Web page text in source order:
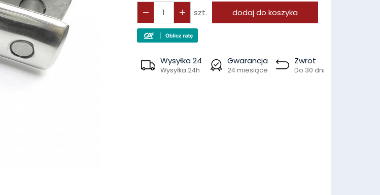
szt. dodaj do koszyka
Wysyłka 24
Wysyłka 24h
Gwarancja
24 miesiące
Zwrot
Do 30 dni